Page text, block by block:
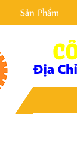
Sản Phẩm